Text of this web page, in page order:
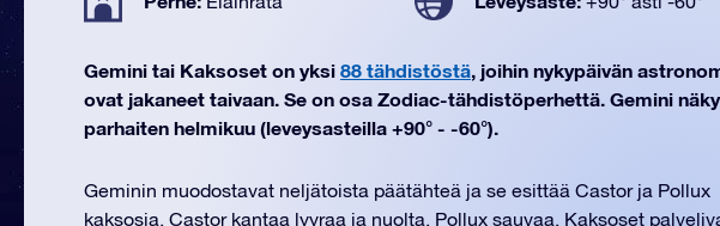
Gemini tai Kaksoset on yksi 88 tähdistöstä, joihin nykypäivän
ovat jakaneet taivaan. Se on osa Zodiac-tähdistöperhettä. Gemini
parhaiten helmikuu (leveysasteilla +90° - -60°).
Geminin muodostavat neljätoista päätähteä ja se esittää Castor ja Pollux
kaksosia. Castor kantaa lyyraa ja nuolta, Pollux sauvaa. Kaksoset